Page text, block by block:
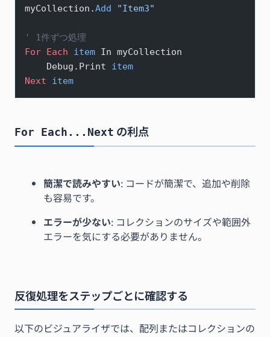
myCollection.Add "Item3"
' 1件ずつ処理
For Each item In myCollection
    Debug.Print
item
Next item
For Each...Next の利点
簡潔で読みやすい: コードが簡潔で、追加や削除
も容易です。
エラーが少ない: コレクションのサイズや範囲外
エラーを気にする必要がありません。
反復処理をステップごとに確認する
以下のビジュアライザでは、配列またはコレクションの